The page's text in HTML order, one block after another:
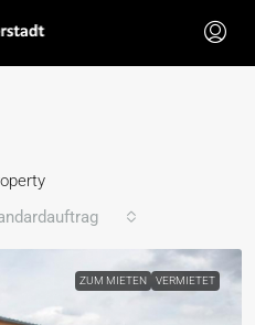
ZUM MIETEN VERMIETET